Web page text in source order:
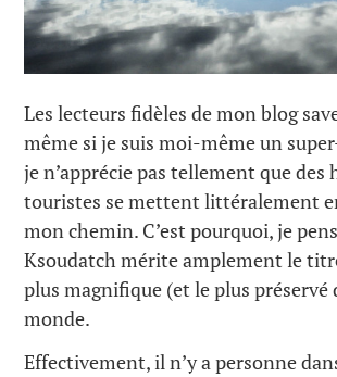
Les lecteurs fidèles de mon blog
même si je suis moi-même un
je n’apprécie pas tellement que des
touristes se mettent littéralement
mon chemin. C’est pourquoi, je
Ksoudatch mérite amplement le
plus magnifique (et le plus préservé
monde.
Effectivement, il n’y a personne